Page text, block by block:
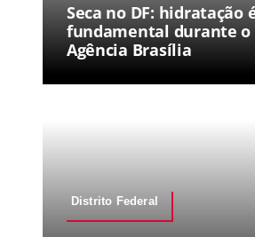
Seca no DF: hidratação
fundamental durante o
Agência Brasília
Distrito Federal